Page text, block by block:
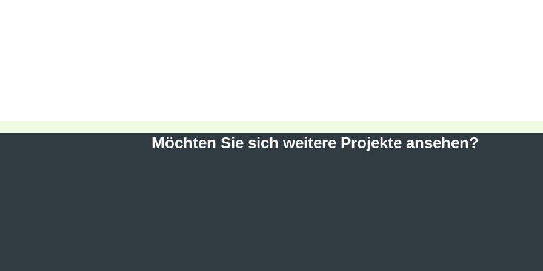
Möchten Sie sich weitere Projekte ansehen?